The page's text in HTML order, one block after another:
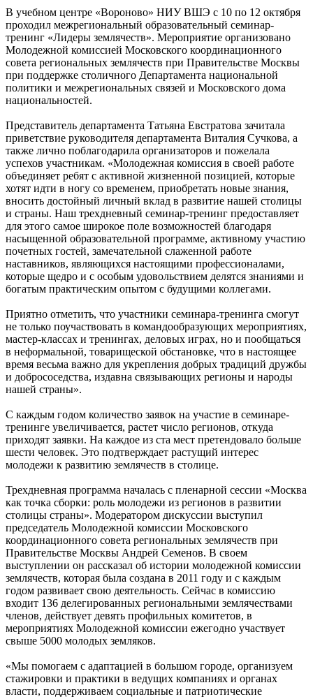
В учебном центре «Вороново» НИУ ВШЭ с 10 по 12 октября
проходил межрегиональный образовательный семинар-
тренинг «Лидеры землячеств». Мероприятие организовано
Молодежной комиссией Московского координационного
совета региональных землячеств при Правительстве Москвы
при поддержке столичного Департамента национальной
политики и межрегиональных связей и Московского дома
национальностей.
Представитель департамента Татьяна Евстратова зачитала
приветствие руководителя департамента Виталия Сучкова, а
также лично поблагодарила организаторов и пожелала
успехов участникам. «Молодежная комиссия в своей работе
объединяет ребят с активной жизненной позицией, которые
хотят идти в ногу со временем, приобретать новые знания,
вносить достойный личный вклад в развитие нашей столицы
и страны. Наш трехдневный семинар-тренинг предоставляет
для этого самое широкое поле возможностей благодаря
насыщенной образовательной программе, активному участию
почетных гостей, замечательной слаженной работе
наставников, являющихся настоящими профессионалами,
которые щедро и с особым удовольствием делятся знаниями и
богатым практическим опытом с будущими коллегами.
Приятно отметить, что участники семинара-тренинга смогут
не только поучаствовать в командообразующих мероприятиях,
мастер-классах и тренингах, деловых играх, но и пообщаться
в неформальной, товарищеской обстановке, что в настоящее
время весьма важно для укрепления добрых традиций дружбы
и добрососедства, издавна связывающих регионы и народы
нашей страны».
С каждым годом количество заявок на участие в семинаре-
тренинге увеличивается, растет число регионов, откуда
приходят заявки. На каждое из ста мест претендовало больше
шести человек. Это подтверждает растущий интерес
молодежи к развитию землячеств в столице.
Трехдневная программа началась с пленарной сессии «Москва
как точка сборки: роль молодежи из регионов в развитии
столицы страны». Модератором дискуссии выступил
председатель Молодежной комиссии Московского
координационного совета региональных землячеств при
Правительстве Москвы Андрей Семенов. В своем
выступлении он рассказал об истории молодежной комиссии
землячеств, которая была создана в 2011 году и с каждым
годом развивает свою деятельность. Сейчас в комиссию
входит 136 делегированных региональными землячествами
членов, действует девять профильных комитетов, в
мероприятиях Молодежной комиссии ежегодно участвует
свыше 5000 молодых земляков.
«Мы помогаем с адаптацией в большом городе, организуем
стажировки и практики в ведущих компаниях и органах
власти, поддерживаем социальные и патриотические